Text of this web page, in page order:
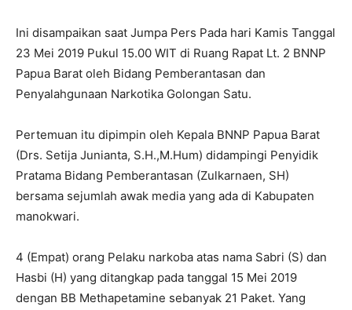
Ini disampaikan saat Jumpa Pers Pada hari Kamis Tanggal
23 Mei 2019 Pukul 15.00 WIT di Ruang Rapat Lt. 2 BNNP
Papua Barat oleh Bidang Pemberantasan dan
Penyalahgunaan Narkotika Golongan Satu.
Pertemuan itu dipimpin oleh Kepala BNNP Papua Barat
(Drs. Setija Junianta, S.H.,M.Hum) didampingi Penyidik
Pratama Bidang Pemberantasan (Zulkarnaen, SH)
bersama sejumlah awak media yang ada di Kabupaten
manokwari.
4 (Empat) orang Pelaku narkoba atas nama Sabri (S) dan
Hasbi (H) yang ditangkap pada tanggal 15 Mei 2019
dengan BB Methapetamine sebanyak 21 Paket. Yang